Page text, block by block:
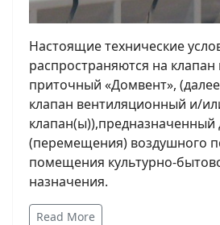
Настоящие технические
распространяются на
приточный «Домвент», (далее
клапан вентиляционный и/
клапан(ы)),предназначенный
(перемещения) воздушного
помещения культурно-
назначения.
Read More